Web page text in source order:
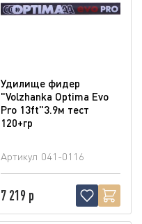
Удилище фидер
"Volzhanka Optima Evo
Pro 13ft"3.9м тест
120+гр
Артикул 041-0116
7 219 р